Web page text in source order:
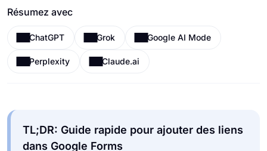
Résumez avec
ChatGPT Grok Google AI Mode
Perplexity Claude.ai
TL;DR: Guide rapide pour ajouter des liens
dans Google Forms